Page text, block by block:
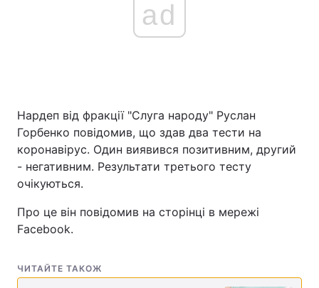
ad
Нардеп від фракції "Слуга народу" Руслан
Горбенко повідомив, що здав два тести на
коронавірус. Один виявився позитивним, другий
- негативним. Результати третього тесту
очікуються.
Про це він повідомив на сторінці в мережі
Facebook.
ЧИТАЙТЕ ТАКОЖ